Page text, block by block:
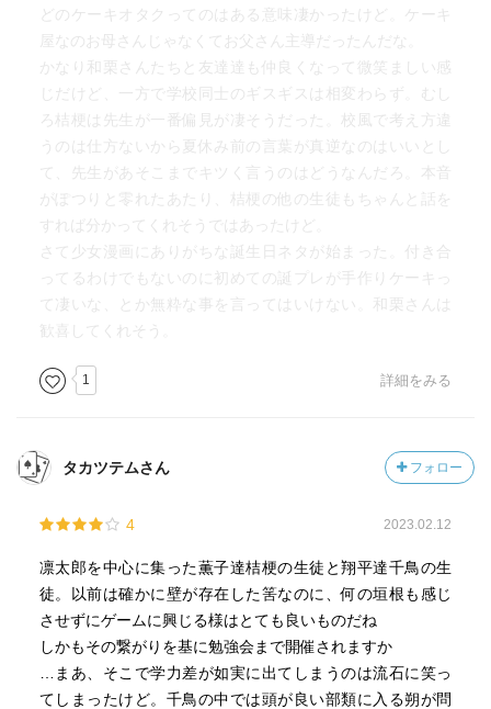
どのケーキオタクってのはある意味凄かったけど。ケーキ
屋なのお母さんじゃなくてお父さん主導だったんだな。
かなり和栗さんたちと友達達も仲良くなって微笑ましい感
じだけど、一方で学校同士のギスギスは相変わらず。むし
ろ桔梗は先生が一番偏見が凄そうだった。校風で考え方違
うのは仕方ないから夏休み前の言葉が真逆なのはいいとし
て、先生があそこまでキツく言うのはどうなんだろ。本音
がぽつりと零れたあたり、桔梗の他の生徒もちゃんと話を
すれば分かってくれそうではあったけど。
さて少女漫画にありがちな誕生日ネタが始まった。付き合
ってるわけでもないのに初めての誕プレが手作りケーキっ
て凄いな、とか無粋な事を言ってはいけない。和栗さんは
歓喜してくれそう。
1 詳細をみる
タカツテムさん フォロー
4 2023.02.12
凛太郎を中心に集った薫子達桔梗の生徒と翔平達千鳥の生
徒。以前は確かに壁が存在した筈なのに、何の垣根も感じ
させずにゲームに興じる様はとても良いものだね
しかもその繋がりを基に勉強会まで開催されますか
…まあ、そこで学力差が如実に出てしまうのは流石に笑っ
てしまったけど。千鳥の中では頭が良い部類に入る朔が問